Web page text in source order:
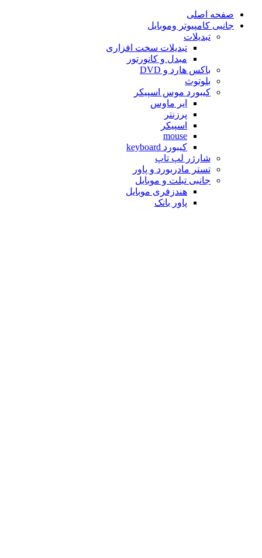
صفحه اصلی
جانبی کامپیوتر وموبایل
تبدیلات
تبدیلات سخت افزاری
مبدل و کانورتور
باکس هارد و DVD
بلوتوث
کیبورد موس اسپیکر
ایر ماوس
پرزنتر
اسپیکر
mouse
کیبورد keyboard
شارژر لپ تاپ
تستر مادربورد و پاور
جانبی تبلت و موبایل
هندزفری موبایل
پاور بانک